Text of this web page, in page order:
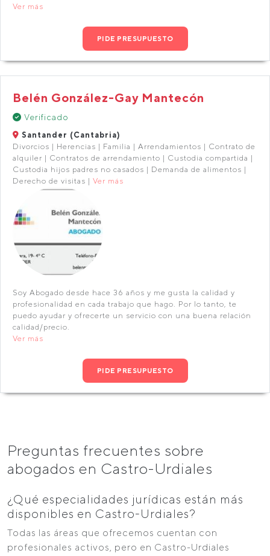
Ver más
PIDE PRESUPUESTO
Belén González-Gay Mantecón
Verificado
Santander (Cantabria)
Divorcios | Herencias | Familia | Arrendamientos | Contrato de
alquiler | Contratos de arrendamiento | Custodia compartida |
Custodia hijos padres no casados | Demanda de alimentos |
Derecho de visitas | Ver más
Soy Abogado desde hace 36 años y me gusta la calidad y
profesionalidad en cada trabajo que hago. Por lo tanto, te
puedo ayudar y ofrecerte un servicio con una buena relación
calidad/precio.
Ver más
PIDE PRESUPUESTO
Preguntas frecuentes sobre
abogados en Castro-Urdiales
¿Qué especialidades jurídicas están más
disponibles en Castro-Urdiales?
Todas las áreas que ofrecemos cuentan con
profesionales activos, pero en Castro-Urdiales